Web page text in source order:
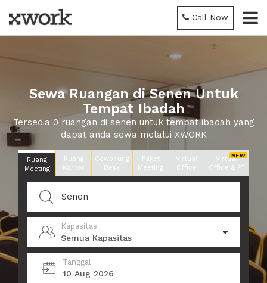
Call Now
Sewa Ruangan di Senen Untuk
Tempat Ibadah
Tersedia 0 ruangan di senen untuk tempat ibadah yang
dapat anda sewa melalui XWORK
Ruang
Meeting
Ruang
Kantor
Coworking
Desk
Paket
Meeting
Virtual
Office
Virtual
Office & PT
Kapasitas
Semua Kapasitas
Tanggal
10 Aug 2026